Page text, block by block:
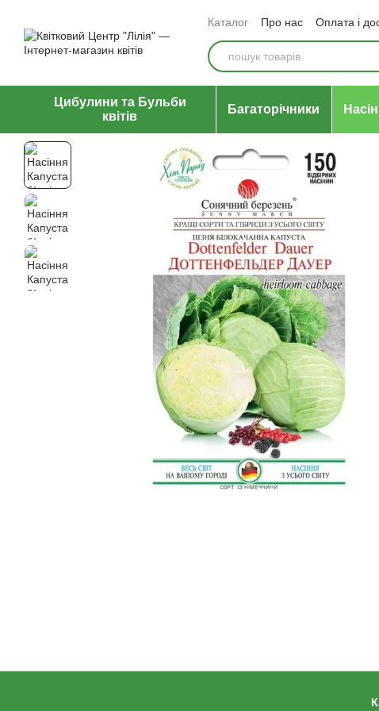
Каталог Про нас Оплата і
Відгуки про магазин
Угода
Цибулини та Бульби
квітів
Багаторічники